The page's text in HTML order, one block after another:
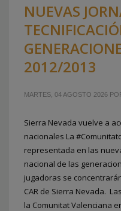
NUEVAS
2012/2013
MARTES, 04 AGOSTO 2026
Sierra Nevada vuelve a
nacionales La
representada en las
nacional de las
jugadoras se
CAR de Sierra Nevada.
la Comunitat Valenciana